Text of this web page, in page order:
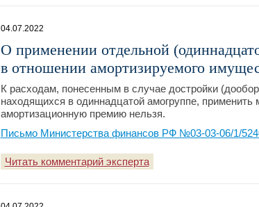
04.07.2022
О применении отдельной
в отношении амортизируемого
К расходам, понесенным в случае достройки
находящихся в одиннадцатой амогруппе,
амортизационную премию нельзя.
Письмо Министерства финансов РФ №03-03-06/1/
Читать комментарий эксперта